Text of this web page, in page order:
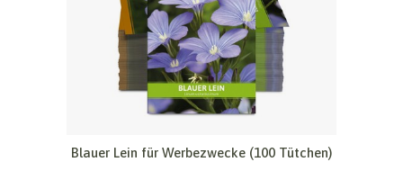
Blauer Lein für Werbezwecke (100 Tütchen)